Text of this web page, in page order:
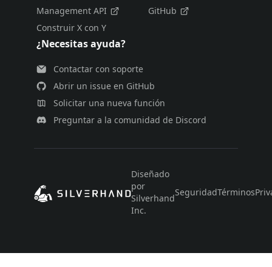
Management API
Construir X con Y
GitHub
¿Necesitas ayuda?
Contactar con soporte
Abrir un issue en GitHub
Solicitar una nueva función
Preguntar a la comunidad de Discord
Diseñado
por
Silverhand
Inc.
SeguridadTérminos